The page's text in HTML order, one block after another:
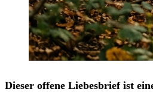
Dieser offene Liebesbrief ist